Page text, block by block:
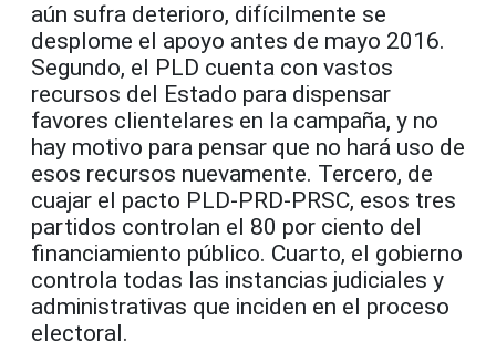
aún sufra deterioro, difícilmente se
desplome el apoyo antes de mayo 2016.
Segundo, el PLD cuenta con vastos
recursos del Estado para dispensar
favores clientelares en la campaña, y no
hay motivo para pensar que no hará uso de
esos recursos nuevamente. Tercero, de
cuajar el pacto PLD-PRD-PRSC, esos tres
partidos controlan el 80 por ciento del
financiamiento público. Cuarto, el gobierno
controla todas las instancias judiciales y
administrativas que inciden en el proceso
electoral.